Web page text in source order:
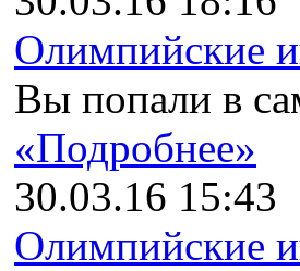
Олимпийские
Вы попали в
«Подробнее»
30.03.16 15:43
Олимпийские